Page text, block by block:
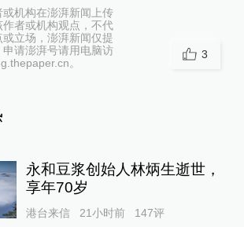
机构在澎湃新闻上传
者或机构观点，不代
立场，澎湃新闻仅提
请澎湃号请用电脑访
。
3
永和豆浆创始人林炳生逝世，
享年70岁
港台来信 21小时前 147评